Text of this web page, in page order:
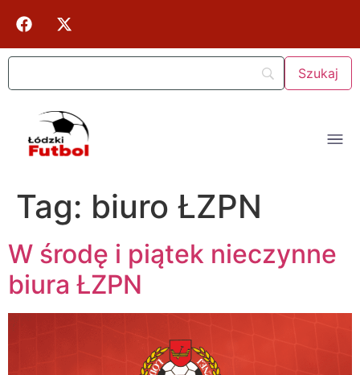
Tag: biuro ŁZPN
W środę i piątek nieczynne
biura ŁZPN